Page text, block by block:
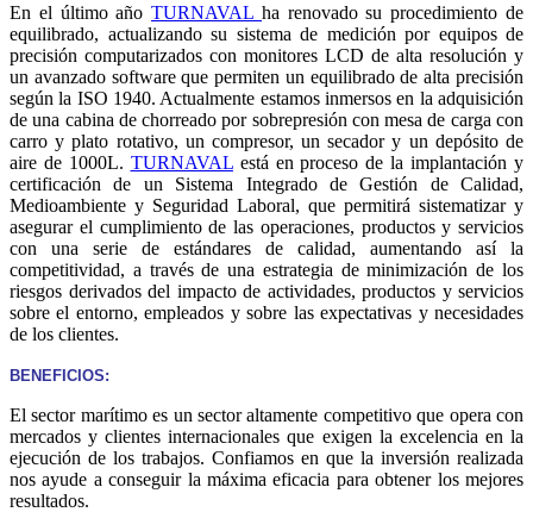
En el último añoTURNAVAL ha renovado su procedimiento de
equilibrado, actualizando su sistema de medición por equipos de
precisión computarizados con monitores LCD de alta resolución y
un avanzado software que permiten un equilibrado de alta precisión
según la ISO 1940. Actualmente estamos inmersos en la adquisición
de una cabina de chorreado por sobrepresión con mesa de carga con
carro y plato rotativo, un compresor, un secador y un depósito de
aire de 1000L. TURNAVALestá en proceso de la implantación y
certificación de un Sistema Integrado de Gestión de Calidad,
Medioambiente y Seguridad Laboral, que permitirá sistematizar y
asegurar el cumplimiento de las operaciones, productos y servicios
con una serie de estándares de calidad, aumentando así la
competitividad, a través de una estrategia de minimización de los
riesgos derivados del impacto de actividades, productos y servicios
sobre el entorno, empleados y sobre las expectativas y necesidades
de los clientes.
BENEFICIOS:
El sector marítimo es un sector altamente competitivo que opera con
mercados y clientes internacionales que exigen la excelencia en la
ejecución de los trabajos. Confiamos en que la inversión realizada
nos ayude a conseguir la máxima eficacia para obtener los mejores
resultados.